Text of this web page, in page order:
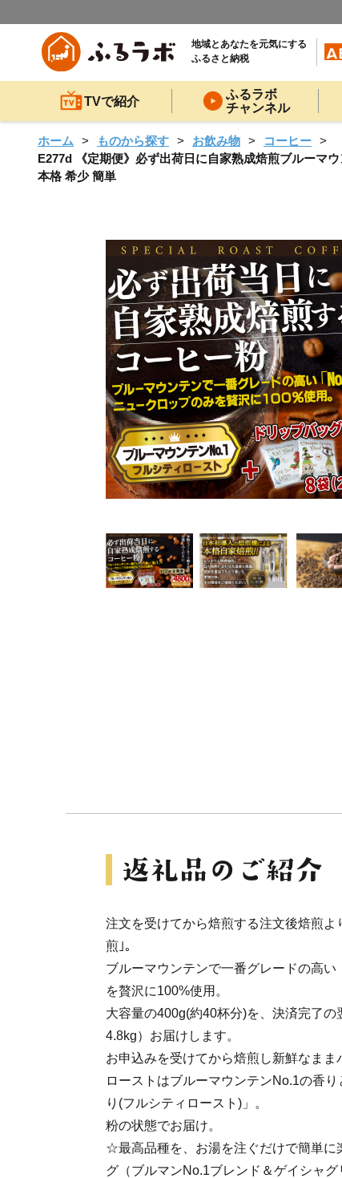
地域とあなたを元気にする
ふるさと納税
TVで紹介
ふるラボ
チャンネル
ホーム ものから探す お飲み物
コーヒー
E277d 《定期便》必ず出荷日に自家熟成焙煎ブルーマ
本格 希少 簡単
注文を受けてから焙煎する注文後焙煎
煎｣。
ブルーマウンテンで一番グレードの高
を贅沢に100%使用。
大容量の400g(約40杯分)を、決済完了
4.8kg）お届けします。
お申込みを受けてから焙煎し新鮮なまま
ローストはブルーマウンテンNo.1の香
り(フルシティロースト)」。
粉の状態でお届け。
☆最高品種を、お湯を注ぐだけで簡単に
グ（ブルマンNo.1ブレンド＆ゲイシャ